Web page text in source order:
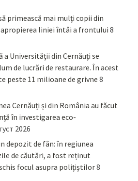
primească mai mulți copii din
liniei întâi a frontului 8
a Universității din Cernăuți se
de lucrări de restaurare. În acest
peste 11 milioane de grivne 8
Cernăuți și din România au făcut
în investigarea eco-
2026
depozit de fân: în regiunea
de căutări, a fost reținut
focul asupra polițiștilor8